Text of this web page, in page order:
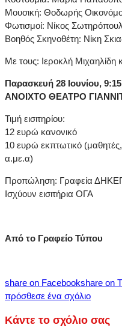
Μουσική: Θοδωρής
Φωτισμοί: Νίκος
Bοηθός Σκηνοθέτη: Νίκη
Με τους: Ιεροκλή Μιχαηλίδη
Παρασκευή 28 Ιουνίου,
ΑΝΟΙΧΤΟ ΘΕΑΤΡΟ
Τιμή εισιτηρίου:
12 ευρώ κανονικό
10 ευρώ εκπτωτικό (μαθητές,
α.με.α)
Προπώληση: Γραφεία
Ισχύουν εισιτήρια ΟΓΑ
Από το Γραφείο Τύπου
share on Facebookshare on
πρόσθεσε ένα σχόλιο
Κάντε το σχόλιο σας